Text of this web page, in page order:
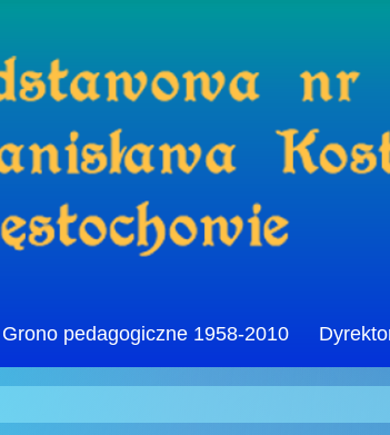
Grono pedagogiczne 1958-2010